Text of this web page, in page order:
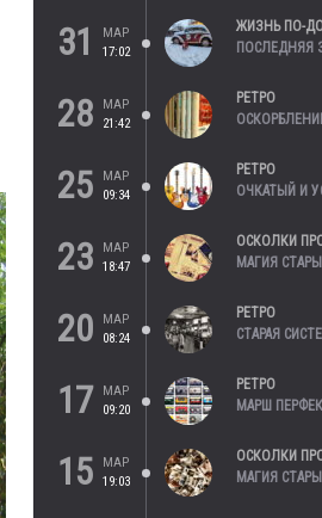
31
МАР
17:02
ЖИЗНЬ ПО-
ПОСЛЕДНЯЯ
28
МАР
21:42
РЕТРО
25
МАР
09:34
РЕТРО
ОЧКАТЫЙ И
23
МАР
18:47
ОСКОЛКИ
МАГИЯ
20
МАР
08:24
РЕТРО
СТАРАЯ
17
МАР
09:20
РЕТРО
МАРШ
15
МАР
19:03
ОСКОЛКИ
МАГИЯ